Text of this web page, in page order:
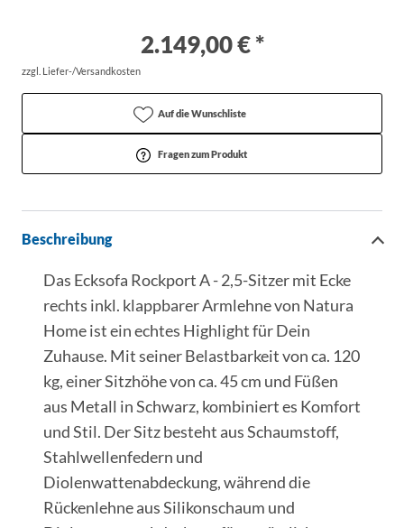
2.149,00 € *
zzgl. Liefer-/Versandkosten
Auf die Wunschliste
Fragen zum Produkt
Beschreibung
Das Ecksofa Rockport A - 2,5-Sitzer mit Ecke
rechts inkl. klappbarer Armlehne von Natura
Home ist ein echtes Highlight für Dein
Zuhause. Mit seiner Belastbarkeit von ca. 120
kg, einer Sitzhöhe von ca. 45 cm und Füßen
aus Metall in Schwarz, kombiniert es Komfort
und Stil. Der Sitz besteht aus Schaumstoff,
Stahlwellenfedern und
Diolenwattenabdeckung, während die
Rückenlehne aus Silikonschaum und